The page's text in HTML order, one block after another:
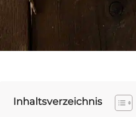
Inhaltsverzeichnis